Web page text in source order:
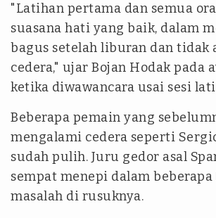
"Latihan pertama dan semua
suasana hati yang baik, dalam
bagus setelah liburan dan tidak
cedera," ujar Bojan Hodak pada
ketika diwawancara usai sesi
Beberapa pemain yang
mengalami cedera seperti
sudah pulih. Juru gedor asal
sempat menepi dalam beberapa
masalah di rusuknya.